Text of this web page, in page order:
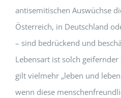
antisemitischen Auswüchse
Österreich, in Deutschland
– sind bedrückend und
Lebensart ist solch geifernder
gilt vielmehr „leben und
wenn diese